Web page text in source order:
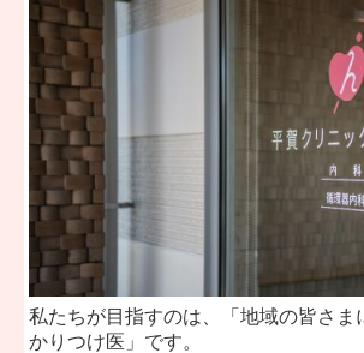
私たちが目指すのは、「地域の皆さま
かりつけ医」です。